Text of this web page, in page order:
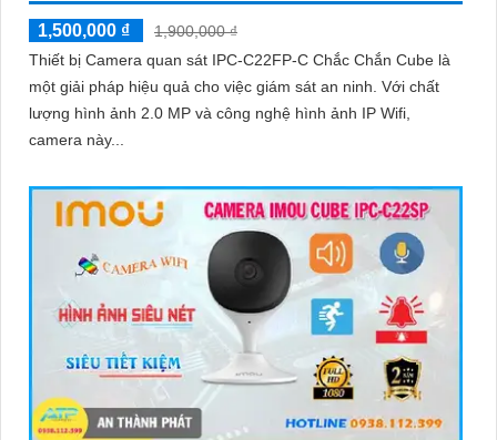
1,500,000 ₫
1,900,000 ₫
Thiết bị Camera quan sát IPC-C22FP-C Chắc Chắn Cube là
một giải pháp hiệu quả cho việc giám sát an ninh. Với chất
lượng hình ảnh 2.0 MP và công nghệ hình ảnh IP Wifi,
camera này...